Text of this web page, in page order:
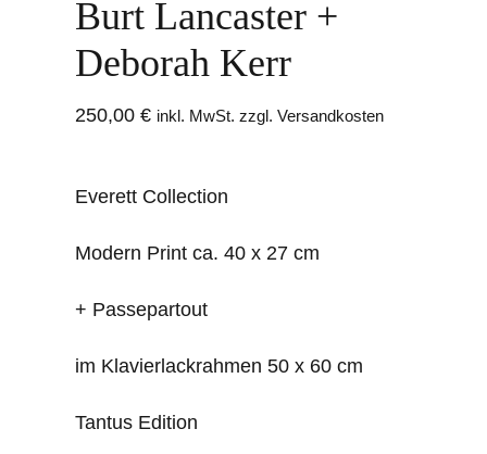
Burt Lancaster +
Deborah Kerr
250,00 € inkl. MwSt. zzgl. Versandkosten
Everett Collection
Modern Print ca. 40 x 27 cm
+ Passepartout
im Klavierlackrahmen 50 x 60 cm
Tantus Edition